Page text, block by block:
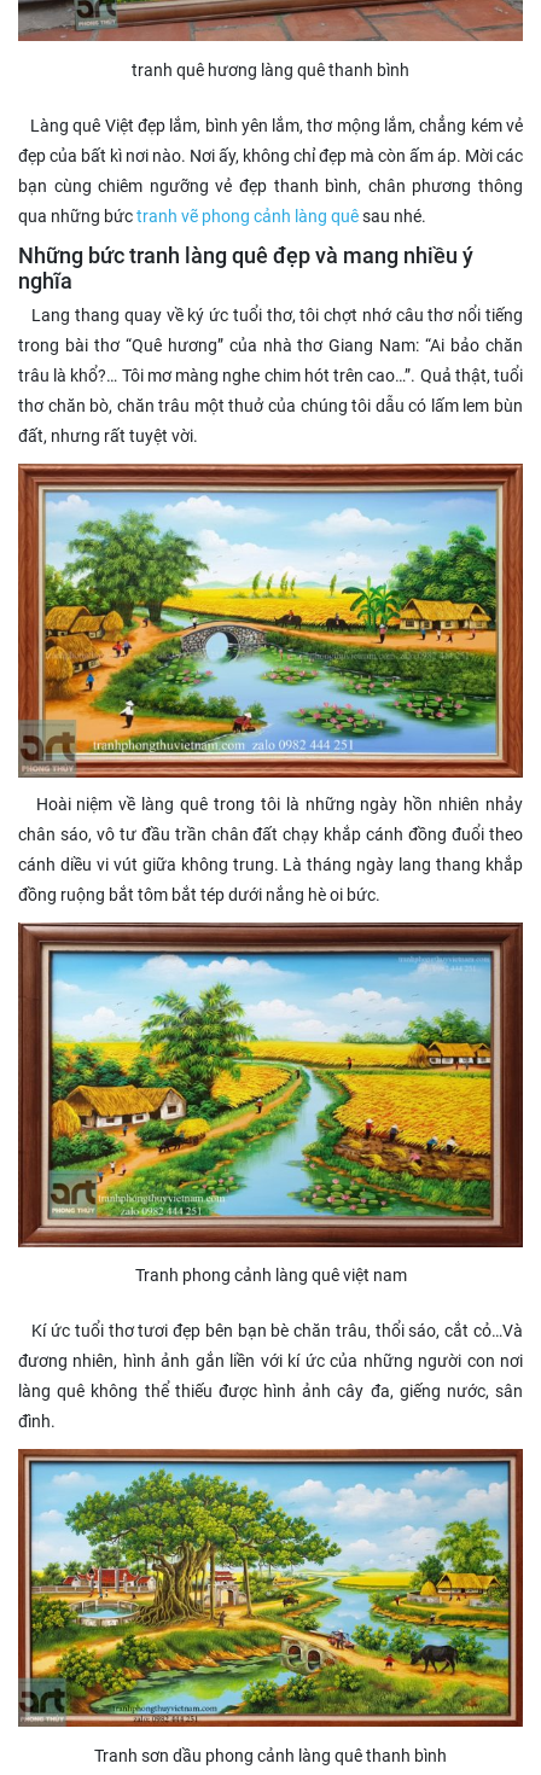
tranh quê hương làng quê thanh bình
Làng quê Việt đẹp lắm, bình yên lắm, thơ mộng lắm, chẳng kém vẻ
đẹp của bất kì nơi nào. Nơi ấy, không chỉ đẹp mà còn ấm áp. Mời các
bạn cùng chiêm ngưỡng vẻ đẹp thanh bình, chân phương thông
qua những bứctranh vẽ phong cảnh làng quêsau nhé.
Những bức tranh làng quê đẹp và mang nhiều ý
nghĩa
Lang thang quay về ký ức tuổi thơ, tôi chợt nhớ câu thơ nổi tiếng
trong bài thơ “Quê hương” của nhà thơ Giang Nam: “Ai bảo chăn
trâu là khổ?… Tôi mơ màng nghe chim hót trên cao…”. Quả thật, tuổi
thơ chăn bò, chăn trâu một thuở của chúng tôi dẫu có lấm lem bùn
đất, nhưng rất tuyệt vời.
Hoài niệm về làng quê trong tôi là những ngày hồn nhiên nhảy
chân sáo, vô tư đầu trần chân đất chạy khắp cánh đồng đuổi theo
cánh diều vi vút giữa không trung. Là tháng ngày lang thang khắp
đồng ruộng bắt tôm bắt tép dưới nắng hè oi bức.
Tranh phong cảnh làng quê việt nam
Kí ức tuổi thơ tươi đẹp bên bạn bè chăn trâu, thổi sáo, cắt cỏ…Và
đương nhiên, hình ảnh gắn liền với kí ức của những người con nơi
làng quê không thể thiếu được hình ảnh cây đa, giếng nước, sân
đình.
Tranh sơn dầu phong cảnh làng quê thanh bình